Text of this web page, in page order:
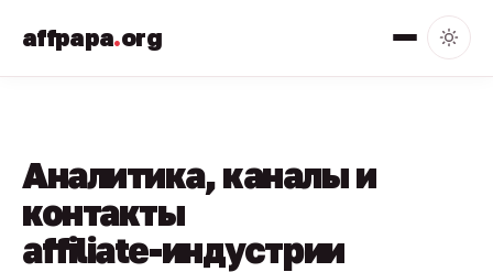
affpapa.org
Аналитика, каналы и
контакты
affiliate-индустрии